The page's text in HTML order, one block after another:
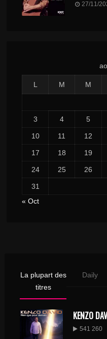
27/11/
L M M
3 4 5
10 11 12
17 18 19
24 25 26
31
« Oct
La plupart des
titres
Daily
KENZO
541 260